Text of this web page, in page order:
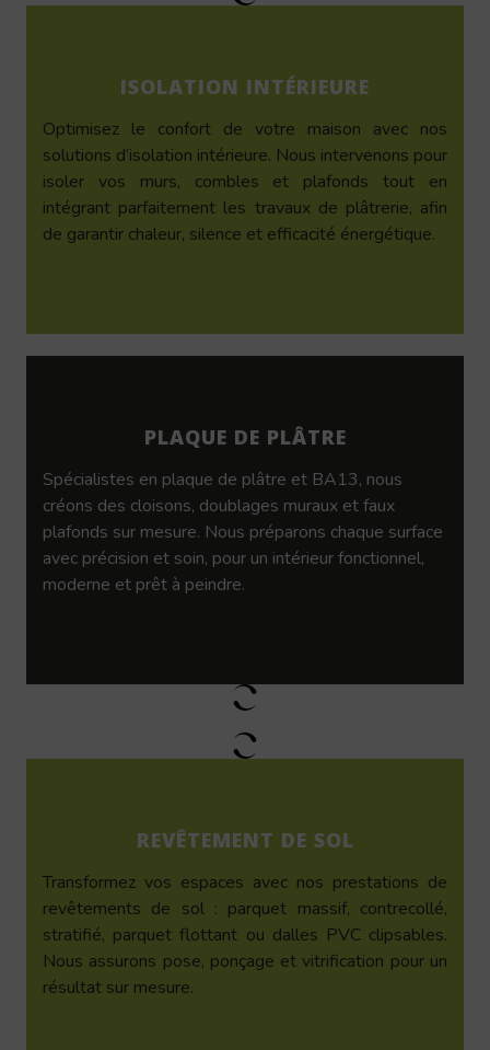
ISOLATION INTÉRIEURE
Optimisez le confort de votre maison avec nos
solutions d’isolation intérieure. Nous intervenons pour
isoler vos murs, combles et plafonds tout en
intégrant parfaitement les travaux de plâtrerie, afin
de garantir chaleur, silence et efficacité énergétique.
PLAQUE DE PLÂTRE
Spécialistes en plaque de plâtre et BA13, nous
créons des cloisons, doublages muraux et faux
plafonds sur mesure. Nous préparons chaque surface
avec précision et soin, pour un intérieur fonctionnel,
moderne et prêt à peindre.
REVÊTEMENT DE SOL
Transformez vos espaces avec nos prestations de
revêtements de sol : parquet massif, contrecollé,
stratifié, parquet flottant ou dalles PVC clipsables.
Nous assurons pose, ponçage et vitrification pour un
résultat sur mesure.